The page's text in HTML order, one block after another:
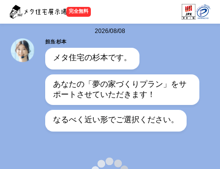
完全無料
2026/08/08
担当:杉本
メタ住宅の杉本です。
あなたの「夢の家づくりプラン」をサ
ポートさせていただきます！
なるべく近い形でご選択ください。